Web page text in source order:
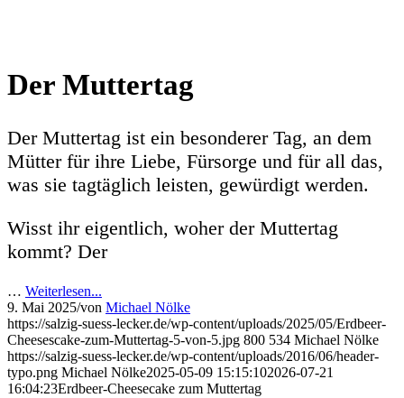
Der Muttertag
Der Muttertag ist ein besonderer Tag, an dem
Mütter für ihre Liebe, Fürsorge und für all das,
was sie tagtäglich leisten, gewürdigt werden.
Wisst ihr eigentlich, woher der Muttertag
kommt? Der
… Weiterlesen...
9. Mai 2025/von Michael Nölke
https://salzig-suess-lecker.de/wp-content/uploads/2025/05/Erdbeer-
Cheesescake-zum-Muttertag-5-von-5.jpg 800 534 Michael Nölke
https://salzig-suess-lecker.de/wp-content/uploads/2016/06/header-
typo.png Michael Nölke2025-05-09 15:15:102026-07-21
16:04:23Erdbeer-Cheesecake zum Muttertag